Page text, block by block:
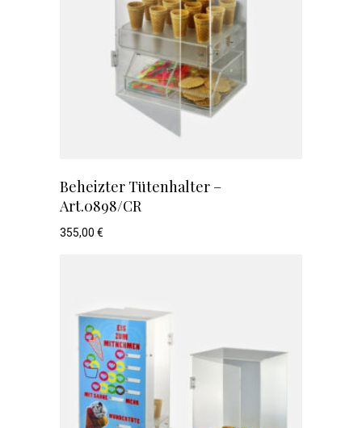
Beheizter Tütenhalter –
Art.0898/CR
355,00 €